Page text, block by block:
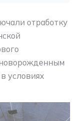
отработку
условиях